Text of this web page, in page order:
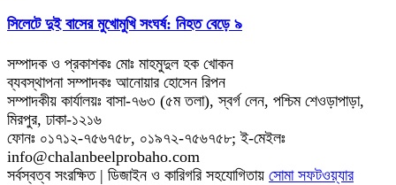
সিলেটে দুই বাসের মুখোমুখি সংঘর্ষ: নিহত বেড়ে ৯
সম্পাদক ও প্রকাশকঃ মোঃ মাহমুদুল হক খোকন
ব্যবস্থাপনা সম্পাদকঃ আনোয়ার হোসেন রিপন
সম্পাদকীয় কার্যালয়ঃ বাসা-৭৬৩ (৫ম তলা), স্বর্গ লেন, পশ্চিম শেওড়াপাড়া,
মিরপুর, ঢাকা-১২১৬
ফোনঃ ০১৭১২-৭৫৬৭৫৮, ০১৯৭২-৭৫৬৭৫৮; ই-মেইলঃ
info@chalanbeelprobaho.com
সর্বস্বত্ব সংরক্ষিত | ডিজাইন ও কারিগরি সহযোগিতায় সোমা সফটওয়্যার